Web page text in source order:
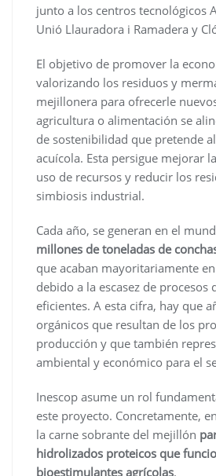
junto a los centros tecnológicos
Unió Llauradora i Ramadera y
El objetivo de promover la
valorizando los residuos y
mejillonera para ofrecerle
agricultura o alimentación se
de sostenibilidad que pretende
acuícola. Esta persigue mejorar
uso de recursos y reducir los
simbiosis industrial.
Cada año, se generan en el
millones de toneladas de
que acaban mayoritariamente
debido a la escasez de procesos
eficientes. A esta cifra, hay que
orgánicos que resultan de los
producción y que también
ambiental y económico para el
Inescop asume un rol
este proyecto. Concretamente,
la carne sobrante del mejillón
hidrolizados proteicos que
bioestimulantes agrícolas.